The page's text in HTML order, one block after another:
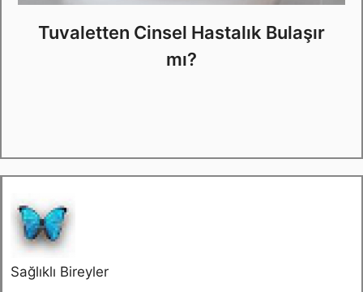
Tuvaletten Cinsel Hastalık Bulaşır
mı?
Sağlıklı Bireyler